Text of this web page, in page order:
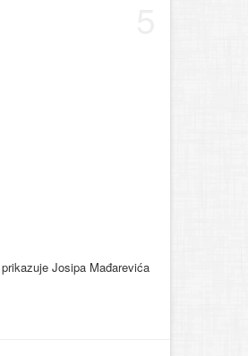
Josipa Mađarevića